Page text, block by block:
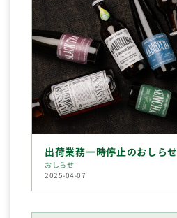
出荷業務一時停止のおしらせ
おしらせ
2025-04-07